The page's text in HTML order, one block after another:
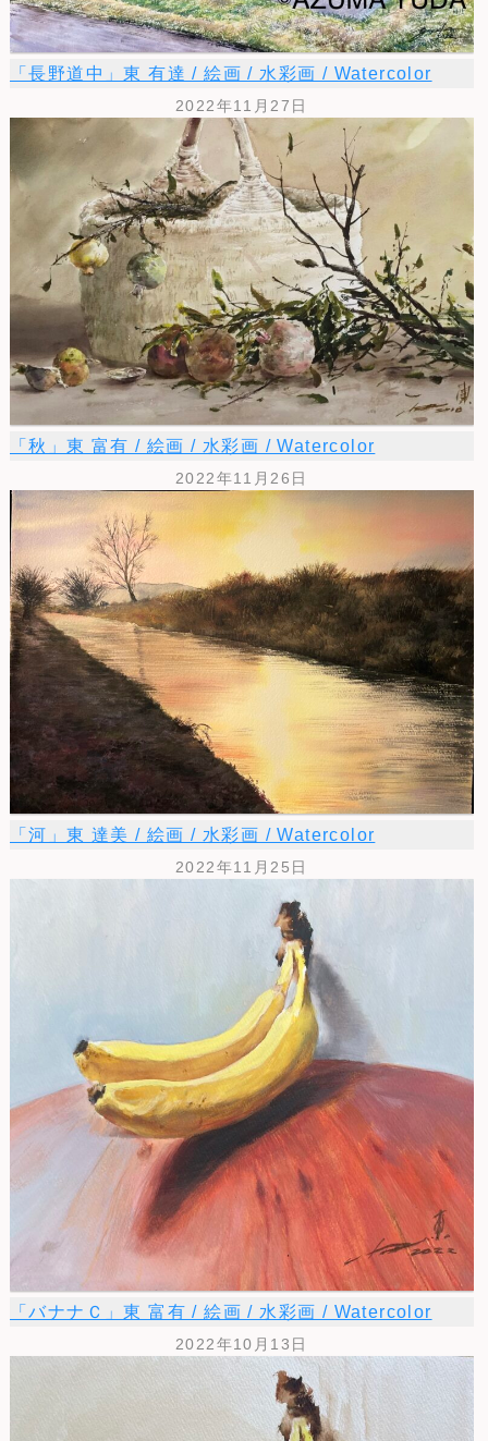
「長野道中」東 有達 / 絵画 / 水彩画 / Watercolor
2022年11月27日
「秋」東 富有 / 絵画 / 水彩画 / Watercolor
2022年11月26日
「河」東 達美 / 絵画 / 水彩画 / Watercolor
2022年11月25日
「バナナＣ」東 富有 / 絵画 / 水彩画 / Watercolor
2022年10月13日